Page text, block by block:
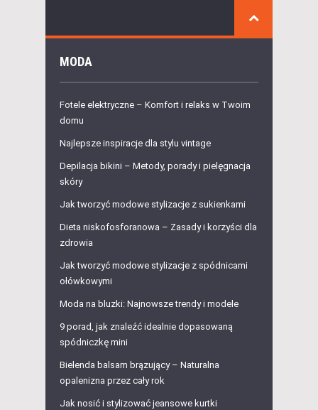
MODA
Fotele elektryczne – Komfort i relaks w Twoim
domu
Najlepsze inspiracje dla stylu vintage
Depilacja bikini – Metody, porady i pielęgnacja
skóry
Jak tworzyć modowe stylizacje z sukienkami
Dieta niskofosforanowa – Zasady i korzyści dla
zdrowia
Jak tworzyć modowe stylizacje z spódnicami
ołówkowymi
Moda na bluzki: Najnowsze trendy i modele
9 porad, jak znaleźć idealnie dopasowaną
spódniczkę mini
Bielenda balsam brązujący – Naturalna
opalenizna przez cały rok
Jak nosić i stylizować jeansowe kurtki